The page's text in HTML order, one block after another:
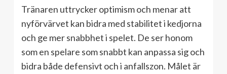
Tränaren uttrycker optimism och menar att
nyförvärvet kan bidra med stabilitet i kedjorna
och ge mer snabbhet i spelet. De ser honom
som en spelare som snabbt kan anpassa sig och
bidra både defensivt och i anfallszon. Målet är